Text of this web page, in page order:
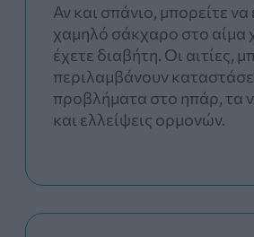
Αν και σπάνιο, μπορείτε να
χαμηλό σάκχαρο στο αίμα
έχετε διαβήτη. Οι αιτίες,
περιλαμβάνουν
προβλήματα στο ηπάρ, τα
και ελλείψεις ορμονών.